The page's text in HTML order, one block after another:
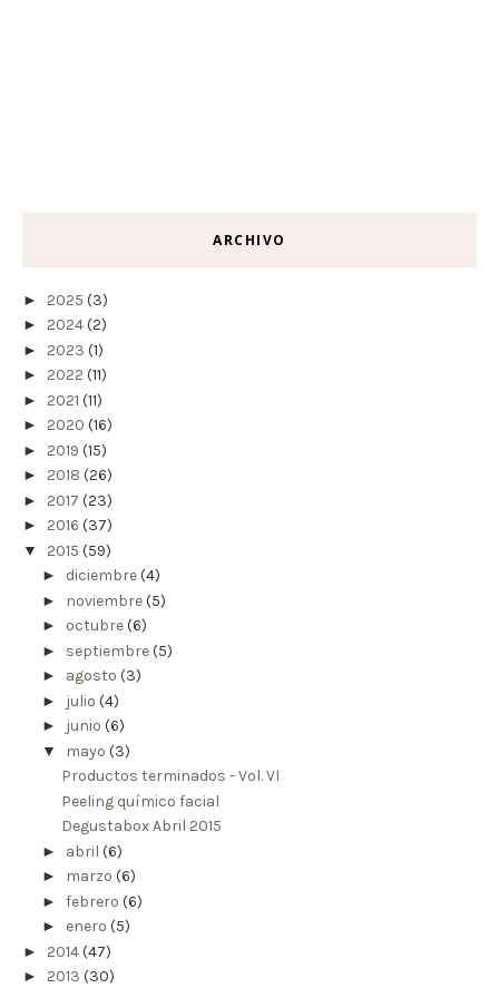
ARCHIVO
► 2025 (3)
► 2024(2)
► 2023 (1)
► 2022 (11)
► 2021 (11)
► 2020 (16)
► 2019 (15)
► 2018 (26)
► 2017 (23)
► 2016 (37)
▼ 2015 (59)
► diciembre(4)
► noviembre(5)
► octubre(6)
► septiembre(5)
► agosto (3)
► julio (4)
► junio (6)
▼ mayo (3)
Productos terminados - Vol. VI
Peeling químico facial
Degustabox Abril 2015
► abril (6)
► marzo (6)
► febrero (6)
► enero (5)
► 2014(47)
► 2013 (30)